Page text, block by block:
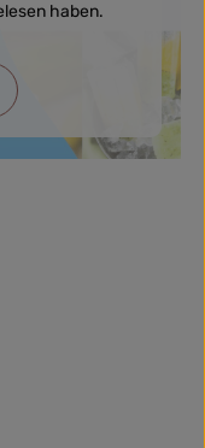
haben.